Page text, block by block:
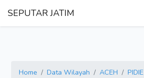
SEPUTAR JATIM
Home Data Wilayah ACEH PIDIE